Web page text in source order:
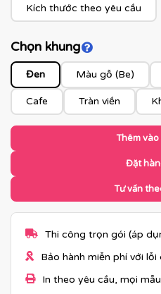
Kích thước theo yêu cầu
Chọn khungClick để xem
Đen Màu gỗ (Be)
Cafe Tràn viền
Thêm
Đặt
Tư vấn
Thi công trọn gói (áp
Bảo hành miễn phí với
In theo yêu cầu, mọi